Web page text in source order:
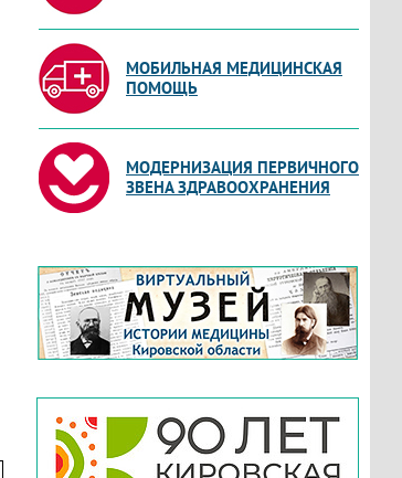
МОБИЛЬНАЯ МЕДИЦИНСКАЯ
ПОМОЩЬ
МОДЕРНИЗАЦИЯ ПЕРВИЧНОГО
ЗВЕНА ЗДРАВООХРАНЕНИЯ